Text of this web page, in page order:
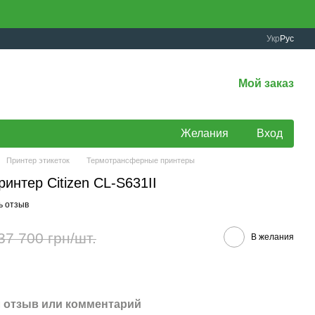
Укр Рус
Мой заказ
Желания Вход
Принтер этикеток Термотрансферные принтеры
Citizen CL-S631II
отзыв
700 грн/шт. В желания
или комментарий